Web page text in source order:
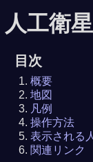
人工衛
目次
概要
地図
凡例
操作方法
表示される
関連リンク